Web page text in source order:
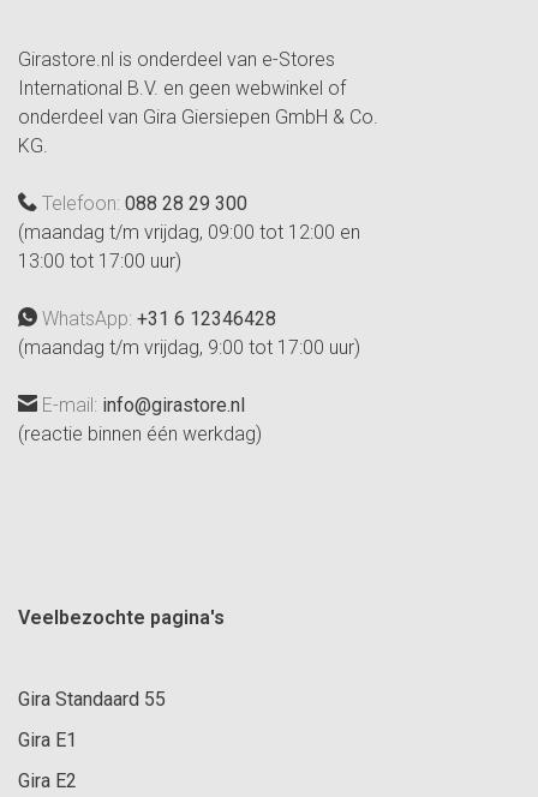
Girastore.nl is onderdeel van e-Stores
International B.V. en geen webwinkel of
onderdeel van Gira Giersiepen GmbH & Co.
KG.
Telefoon: 088 28 29 300
(maandag t/m vrijdag, 09:00 tot 12:00 en
13:00 tot 17:00 uur)
WhatsApp: +31 6 12346428
(maandag t/m vrijdag, 9:00 tot 17:00 uur)
E-mail: info@girastore.nl
(reactie binnen één werkdag)
Veelbezochte pagina's
Gira Standaard 55
Gira E1
Gira E2